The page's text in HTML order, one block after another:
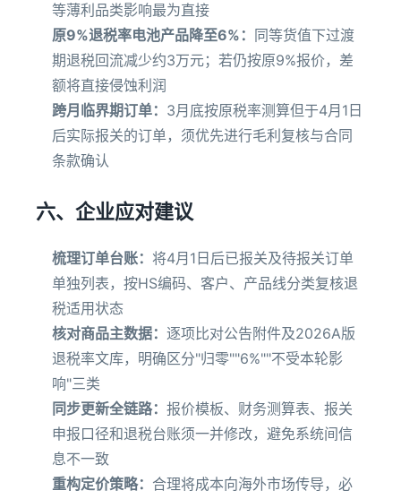
等薄利品类影响最为直接
原9%退税率电池产品降至6%： 同等货值下过渡
期退税回流减少约3万元；若仍按原9%报价，差
额将直接侵蚀利润
跨月临界期订单： 3月底按原税率测算但于4月1日
后实际报关的订单，须优先进行毛利复核与合同
条款确认
六、企业应对建议
梳理订单台账： 将4月1日后已报关及待报关订单
单独列表，按HS编码、客户、产品线分类复核退
税适用状态
核对商品主数据： 逐项比对公告附件及2026A版
退税率文库，明确区分"归零""6%""不受本轮影
响"三类
同步更新全链路： 报价模板、财务测算表、报关
申报口径和退税台账须一并修改，避免系统间信
息不一致
重构定价策略： 合理将成本向海外市场传导，必